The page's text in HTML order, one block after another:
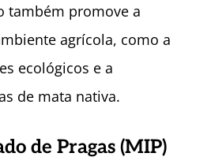
também promove a
agrícola, como a
ecológicos e a
de mata nativa.
de Pragas (MIP)